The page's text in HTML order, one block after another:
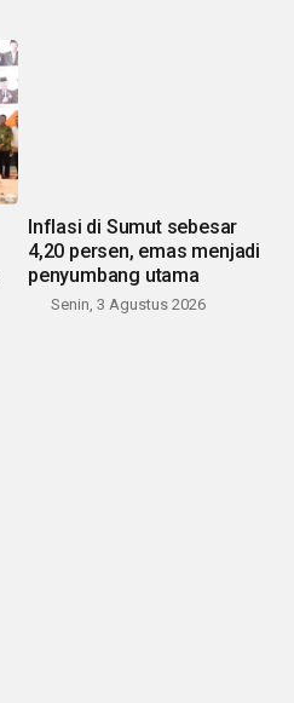
Inflasi di Sumut sebesar
4,20 persen, emas menjadi
penyumbang utama
Senin, 3 Agustus 2026